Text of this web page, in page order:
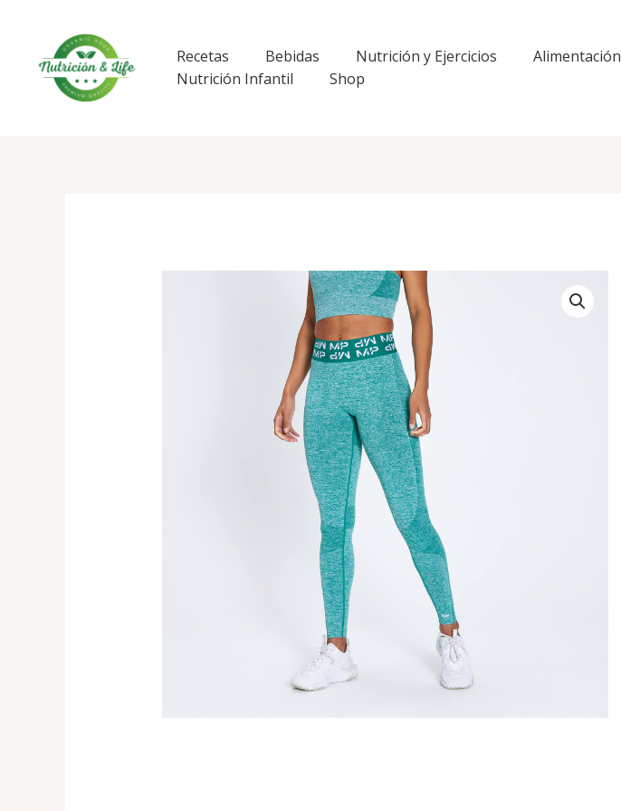
contenido
Recetas Bebidas Nutrición y Ejercicios Alimentación
Nutrición Infantil
Shop